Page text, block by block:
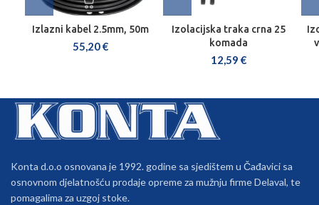
Izlazni kabel 2.5mm, 50m
55,20€
Izolacijska traka crna 25
komada
12,59 €
Konta d.o.o osnovana je 1992. godine sa sjedištem u Čađavici sa
osnovnom djelatnošću prodaje opreme za mužnju firme Delaval, te
pomagalima za uzgoj stoke.